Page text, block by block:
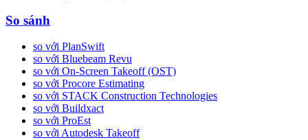
So sánh
so với PlanSwift
so với Bluebeam Revu
so với On-Screen Takeoff (OST)
so với Procore Estimating
so với STACK Construction Technologies
so với Buildxact
so với ProEst
so với Autodesk Takeoff